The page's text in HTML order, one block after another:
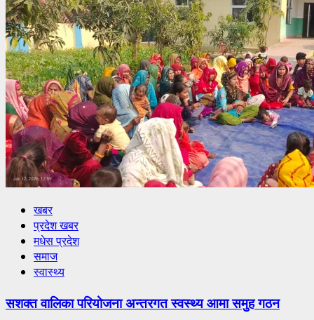
खबर
प्रदेश खबर
मधेस प्रदेश
समाज
स्वास्थ्य
सशक्त वालिका परियोजना अन्तरगत स्वस्थ्य आमा समुह गठन